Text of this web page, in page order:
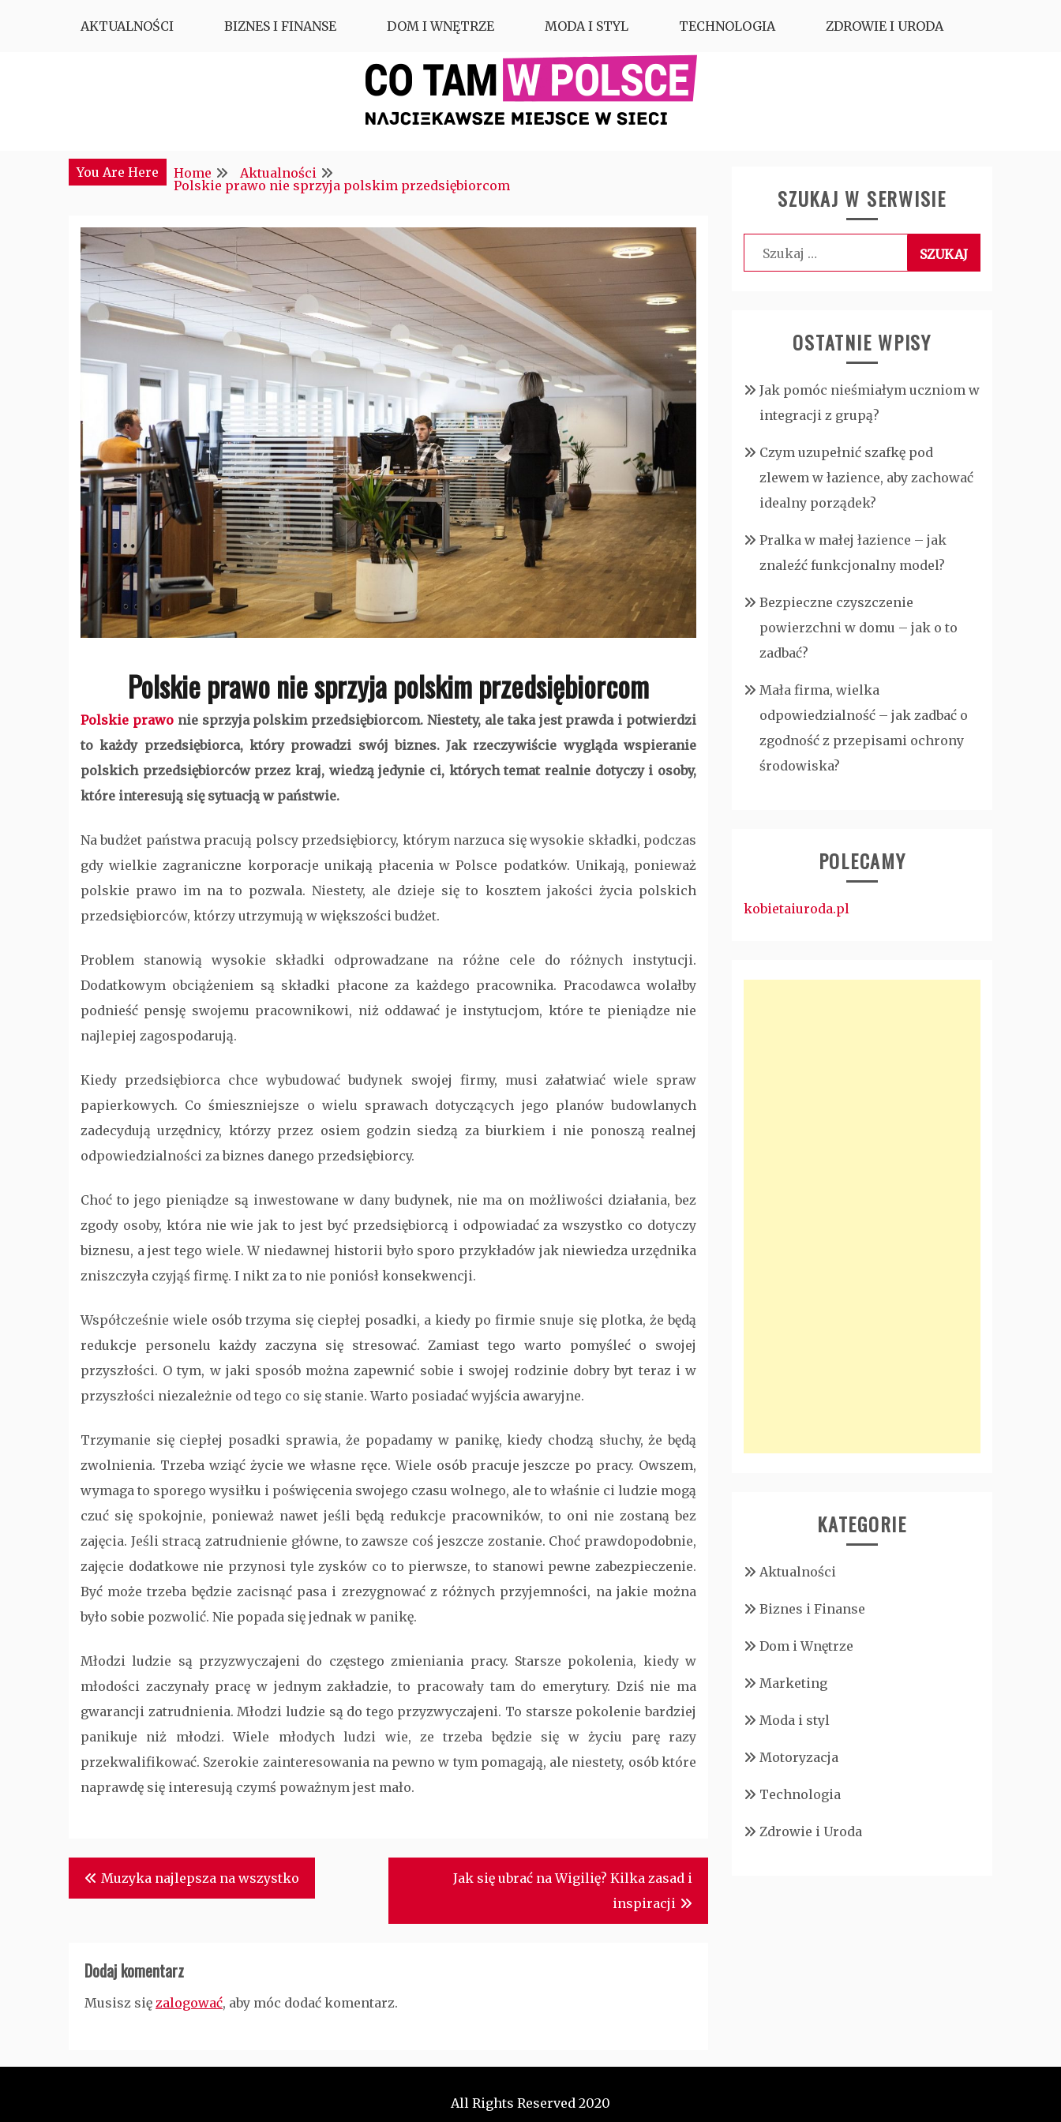
AKTUALNOŚCI BIZNES I FINANSE DOM I WNĘTRZE MODA I STYL TECHNOLOGIA ZDROWIE I URODA
CTM POLONIA
You Are Here
Home
Aktualności
Polskie prawo nie sprzyja polskim przedsiębiorcom
Polskie prawo nie sprzyja polskim przedsiębiorcom
Polskie prawonie sprzyja polskim przedsiębiorcom. Niestety, ale taka jest prawda i potwierdzi
to każdy przedsiębiorca, który prowadzi swój biznes. Jak rzeczywiście wygląda wspieranie
polskich przedsiębiorców przez kraj, wiedzą jedynie ci, których temat realnie dotyczy i osoby,
które interesują się sytuacją w państwie.
Na budżet państwa pracują polscy przedsiębiorcy, którym narzuca się wysokie składki, podczas
gdy wielkie zagraniczne korporacje unikają płacenia w Polsce podatków. Unikają, ponieważ
polskie prawo im na to pozwala. Niestety, ale dzieje się to kosztem jakości życia polskich
przedsiębiorców, którzy utrzymują w większości budżet.
Problem stanowią wysokie składki odprowadzane na różne cele do różnych instytucji.
Dodatkowym obciążeniem są składki płacone za każdego pracownika. Pracodawca wolałby
podnieść pensję swojemu pracownikowi, niż oddawać je instytucjom, które te pieniądze nie
najlepiej zagospodarują.
Kiedy przedsiębiorca chce wybudować budynek swojej firmy, musi załatwiać wiele spraw
papierkowych. Co śmieszniejsze o wielu sprawach dotyczących jego planów budowlanych
zadecydują urzędnicy, którzy przez osiem godzin siedzą za biurkiem i nie ponoszą realnej
odpowiedzialności za biznes danego przedsiębiorcy.
Choć to jego pieniądze są inwestowane w dany budynek, nie ma on możliwości działania, bez
zgody osoby, która nie wie jak to jest być przedsiębiorcą i odpowiadać za wszystko co dotyczy
biznesu, a jest tego wiele. W niedawnej historii było sporo przykładów jak niewiedza urzędnika
zniszczyła czyjąś firmę. I nikt za to nie poniósł konsekwencji.
Współcześnie wiele osób trzyma się ciepłej posadki, a kiedy po firmie snuje się plotka, że będą
redukcje personelu każdy zaczyna się stresować. Zamiast tego warto pomyśleć o swojej
przyszłości. O tym, w jaki sposób można zapewnić sobie i swojej rodzinie dobry byt teraz i w
przyszłości niezależnie od tego co się stanie. Warto posiadać wyjścia awaryjne.
Trzymanie się ciepłej posadki sprawia, że popadamy w panikę, kiedy chodzą słuchy, że będą
zwolnienia. Trzeba wziąć życie we własne ręce. Wiele osób pracuje jeszcze po pracy. Owszem,
wymaga to sporego wysiłku i poświęcenia swojego czasu wolnego, ale to właśnie ci ludzie mogą
czuć się spokojnie, ponieważ nawet jeśli będą redukcje pracowników, to oni nie zostaną bez
zajęcia. Jeśli stracą zatrudnienie główne, to zawsze coś jeszcze zostanie. Choć prawdopodobnie,
zajęcie dodatkowe nie przynosi tyle zysków co to pierwsze, to stanowi pewne zabezpieczenie.
Być może trzeba będzie zacisnąć pasa i zrezygnować z różnych przyjemności, na jakie można
było sobie pozwolić. Nie popada się jednak w panikę.
Młodzi ludzie są przyzwyczajeni do częstego zmieniania pracy. Starsze pokolenia, kiedy w
młodości zaczynały pracę w jednym zakładzie, to pracowały tam do emerytury. Dziś nie ma
gwarancji zatrudnienia. Młodzi ludzie są do tego przyzwyczajeni. To starsze pokolenie bardziej
panikuje niż młodzi. Wiele młodych ludzi wie, ze trzeba będzie się w życiu parę razy
przekwalifikować. Szerokie zainteresowania na pewno w tym pomagają, ale niestety, osób które
naprawdę się interesują czymś poważnym jest mało.
Nawigacja
wpisu
Muzyka najlepsza na wszystko
Jak się ubrać na Wigilię? Kilka zasad i
inspiracji
Dodaj komentarz
Musisz się zalogować, aby móc dodać komentarz.
SZUKAJ W SERWISIE
Szukaj:
OSTATNIE WPISY
Jak pomóc nieśmiałym uczniom w
integracji z grupą?
Czym uzupełnić szafkę pod
zlewem w łazience, aby zachować
idealny porządek?
Pralka w małej łazience – jak
znaleźć funkcjonalny model?
Bezpieczne czyszczenie
powierzchni w domu – jak o to
zadbać?
Mała firma, wielka
odpowiedzialność – jak zadbać o
zgodność z przepisami ochrony
środowiska?
POLECAMY
kobietaiuroda.pl
KATEGORIE
Aktualności
Biznes i Finanse
Dom i Wnętrze
Marketing
Moda i styl
Motoryzacja
Technologia
Zdrowie i Uroda
All Rights Reserved 2020